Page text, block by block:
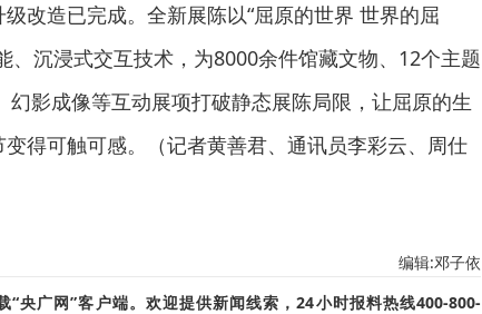
改造已完成。全新展陈以“屈原的世界 世界的屈
、沉浸式交互技术，为8000余件馆藏文物、12个主题
幻影成像等互动展项打破静态展陈局限，让屈原的生
得可触可感。（记者黄善君、通讯员李彩云、周仕
编辑:邓子依
“央广网”客户端。欢迎提供新闻线索，24小时报料热线400-800-